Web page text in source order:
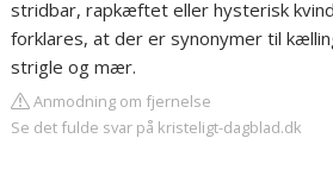
stridbar, rapkæftet eller hysterisk
forklares, at der er synonymer til
strigle og mær.
Anmodning om fjernelse
Se det fulde svar på kristeligt-dagblad.dk